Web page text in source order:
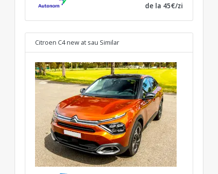
de la 45€/zi
Citroen C4 new at sau Similar